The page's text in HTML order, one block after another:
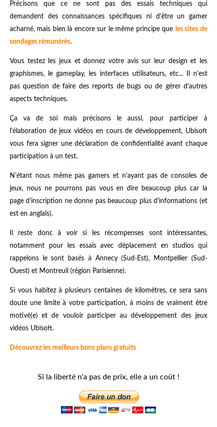
Précisons que ce ne sont pas des essais techniques qui
demandent des connaissances spécifiques ni d'être un gamer
acharné, mais bien là encore sur le même principe que les sites de
sondages rémunérés.
Vous testez les jeux et donnez votre avis sur leur design et les
graphismes, le gameplay, les interfaces utilisateurs, etc... Il n'est
pas question de faire des reports de bugs ou de gérer d'autres
aspects techniques.
Ça va de soi mais précisons le aussi, pour participer à
l'élaboration de jeux vidéos en cours de développement, Ubisoft
vous fera signer une déclaration de confidentialité avant chaque
participation à un test.
N'étant nous même pas gamers et n'ayant pas de consoles de
jeux, nous ne pourrons pas vous en dire beaucoup plus car la
page d'inscription ne donne pas beaucoup plus d'informations (et
est en anglais).
Il reste donc à voir si les récompenses sont intéressantes,
notamment pour les essais avec déplacement en studios qui
rappelons le sont basés à Annecy (Sud-Est), Montpellier (Sud-
Ouest) et Montreuil (région Parisienne).
Si vous habitez à plusieurs centaines de kilomètres, ce sera sans
doute une limite à votre participation, à moins de vraiment être
motivé(e) et de vouloir participer au développement des jeux
vidéos Ubisoft.
Découvrez les meilleurs bons plans gratuits
Si la liberté n'a pas de prix, elle a un coût !